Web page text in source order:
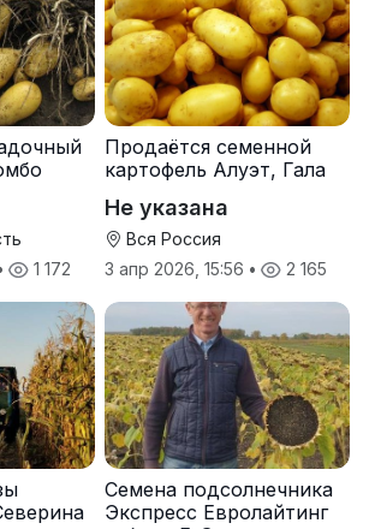
1 172
Продаётся семенной
картофель Алуэт, Гала
Не указана
Вся Россия
3 апр 2026, 15:56 • 2 165
Семена подсолнечника
Экспресс Евролайтинг